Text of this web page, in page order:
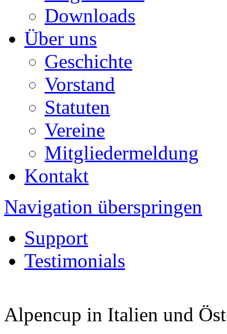
Downloads
Über uns
Geschichte
Vorstand
Statuten
Vereine
Mitgliedermeldung
Kontakt
Navigation überspringen
Support
Testimonials
Alpencup in Italien und